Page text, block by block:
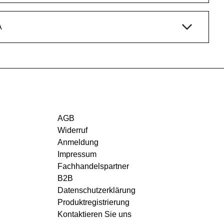
AGB
Widerruf
Anmeldung
Impressum
Fachhandelspartner
B2B
Datenschutzerklärung
Produktregistrierung
Kontaktieren Sie uns